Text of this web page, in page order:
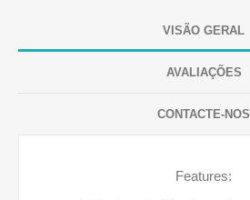
VISÃO GERAL
AVALIAÇÕES
CONTACTE-NOS
Features: